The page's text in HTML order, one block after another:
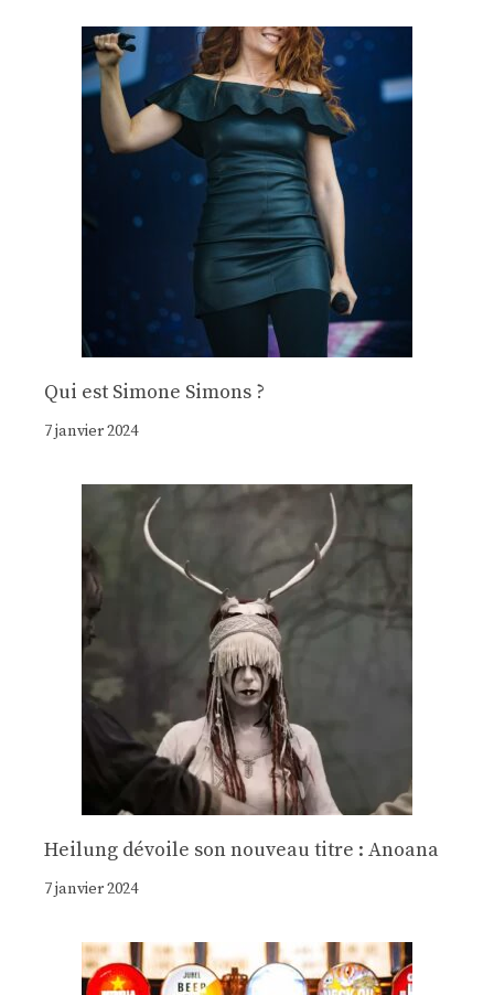
Qui est Simone Simons ?
7 janvier 2024
Heilung dévoile son nouveau titre : Anoana
7 janvier 2024